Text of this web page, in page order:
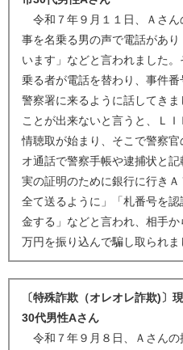
令和７年９月１１日、Ａさん
事を名乗る男の声で電話があ
います」などと言われました
乗る者が電話を替わり、事件
警察署に来るように話してき
ことが出来ないと言うと、Ｌ
情聴取が始まり、そこで警察
オ通話で警察手帳や逮捕状と
実の証明のために銀行に行き
全て送るように」「札番号を
金する」などと言われ、相手
万円を振り込んで騙し取られ
〔特殊詐欺（オレオレ詐欺)〕
30代男性Aさん
令和７年９月８日、Ａさんの